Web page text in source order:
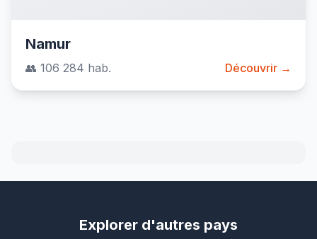
Namur
👥 106 284 hab. Découvrir →
Explorer d'autres pays